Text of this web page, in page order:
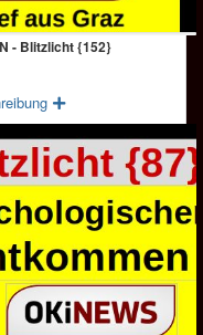
- Blitzlicht {152}